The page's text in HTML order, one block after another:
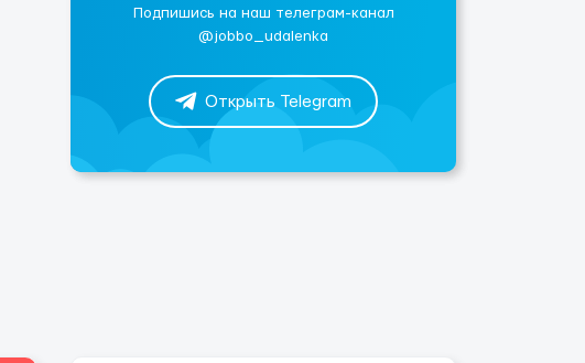
Подпишись на наш телеграм-канал
@jobbo_udalenka
Открыть Telegram